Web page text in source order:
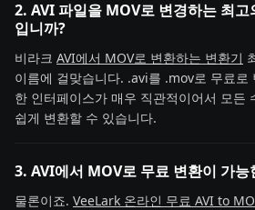
2. AVI 파일을 MOV로 변경하는 최고
입니까?
비라크 AVI에서 MOV로 변환하는 변환기
이름에 걸맞습니다. .avi를 .mov로 무료로
한 인터페이스가 매우 직관적이어서 모든
쉽게 변환할 수 있습니다.
3. AVI에서 MOV로 무료 변환이 가능
물론이죠. VeeLark 온라인 무료 AVI to